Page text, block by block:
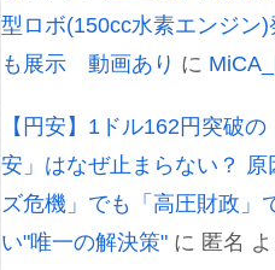
型ロボ(150cc水素エンジ
も展示 動画あり に
【円安】1ドル162円突破の
安」はなぜ止まらない？ 原
ズ危機」でも「高圧財政」
い"唯一の解決策" に 匿名